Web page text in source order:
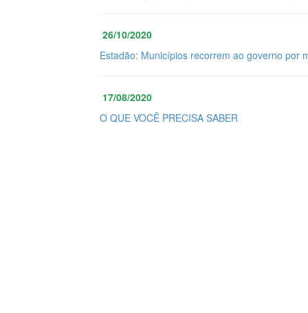
26/10/2020
Estadão: Municípios recorrem ao governo por
17/08/2020
O QUE VOCÊ PRECISA SABER